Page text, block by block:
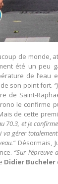
de
été un peu
de l’eau
son point fort.
de Saint-
le confirme
de cette
70.3, et je
va gérer
Désormais,
“Sur
Didier Bucheler